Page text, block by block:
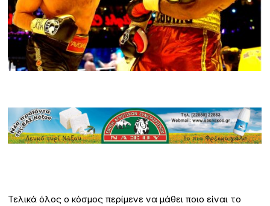
Τελικά όλος ο κόσμος περίμενε να μάθει ποιο είναι το